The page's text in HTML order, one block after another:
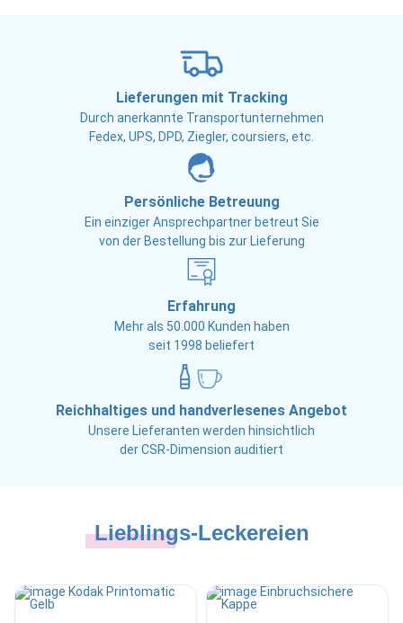
Lieferungen mit Tracking
Durch anerkannte Transportunternehmen
Fedex, UPS, DPD, Ziegler, coursiers, etc.
Persönliche Betreuung
Ein einziger Ansprechpartner betreut Sie
von der Bestellung bis zur Lieferung
Erfahrung
Mehr als 50.000 Kunden haben
seit 1998 beliefert
Reichhaltiges und handverlesenes Angebot
Unsere Lieferanten werden hinsichtlich
der CSR-Dimension auditiert
Lieblings-Leckereien